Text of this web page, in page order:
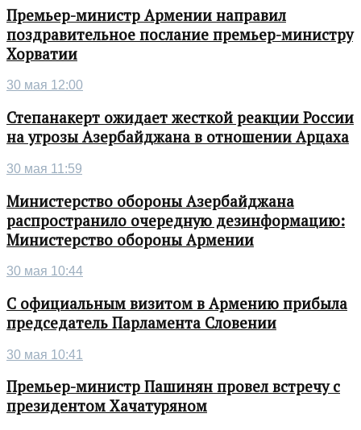
Премьер-министр Армении направил
поздравительное послание премьер-министру
Хорватии
30 мая 12:00
Степанакерт ожидает жесткой реакции России
на угрозы Азербайджана в отношении Арцаха
30 мая 11:59
Министерство обороны Азербайджана
распространило очередную дезинформацию:
Министерство обороны Армении
30 мая 10:44
С официальным визитом в Армению прибыла
председатель Парламента Словении
30 мая 10:41
Премьер-министр Пашинян провел встречу с
президентом Хачатуряном